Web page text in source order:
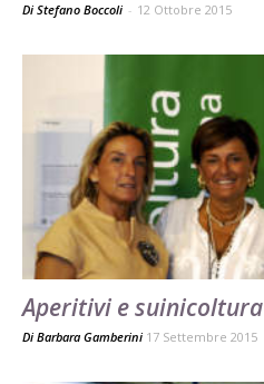
Di Stefano Boccoli - 12 Ottobre 2015
Aperitivi e suinicoltura
Di Barbara Gamberini 17 Settembre 2015